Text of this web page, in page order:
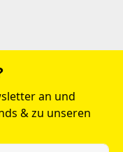
an und
& zu unseren